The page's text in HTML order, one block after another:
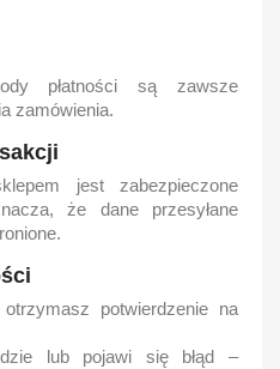
płatności są zawsze
zamówienia.
jest zabezpieczone
że dane przesyłane
otrzymasz potwierdzenie na
lub pojawi się błąd –